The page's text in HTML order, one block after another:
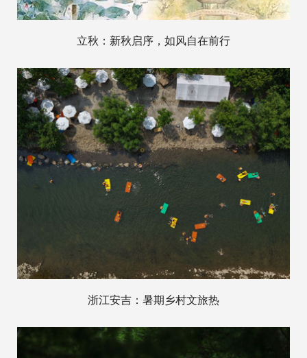
立秋：新秋启序，如风自在前行
浙江安吉：暑期乡村文旅热